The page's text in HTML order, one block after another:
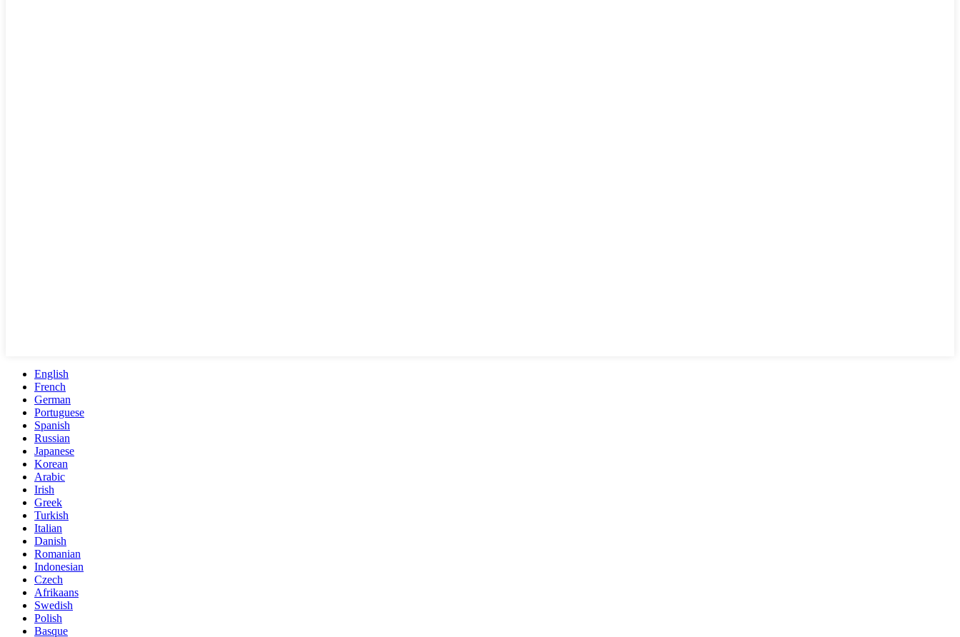
English
French
German
Portuguese
Spanish
Russian
Japanese
Korean
Arabic
Irish
Greek
Turkish
Italian
Danish
Romanian
Indonesian
Czech
Afrikaans
Swedish
Polish
Basque